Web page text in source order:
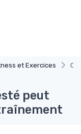
et Exercices
peut